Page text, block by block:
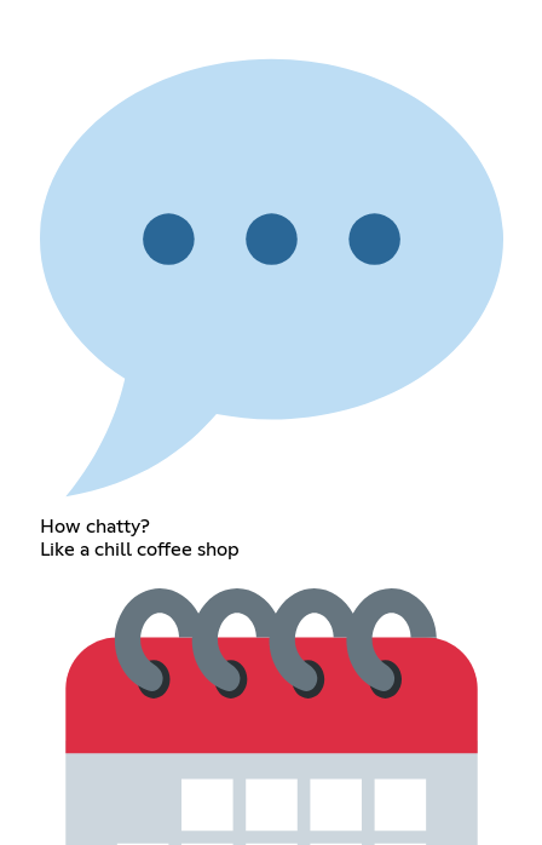
How chatty?
Like a chill coffee shop